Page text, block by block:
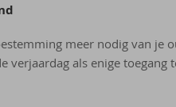
meer nodig van je
verjaardag als enige toegang